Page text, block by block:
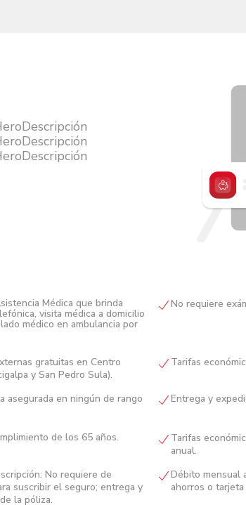
Médica que brinda
visita médica a domicilio
médico en ambulancia por
No requiere
gratuitas en Centro
y San Pedro Sula).
Tarifas
asegurada en ningún de rango
Entrega y
de los 65 años.
Tarifas
anual.
No requiere de
suscribir el seguro; entrega y
la póliza.
Débito mensual
ahorros o